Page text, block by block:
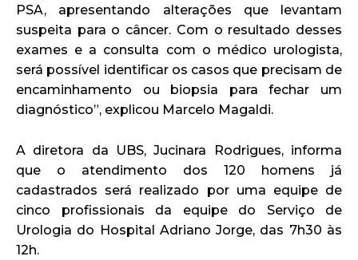
PSA, apresentando alterações que levantam
suspeita para o câncer. Com o resultado desses
exames e a consulta com o médico urologista,
será possível identificar os casos que precisam de
encaminhamento ou biopsia para fechar um
diagnóstico”, explicou Marcelo Magaldi.
A diretora da UBS, Jucinara Rodrigues, informa
que o atendimento dos 120 homens já
cadastrados será realizado por uma equipe de
cinco profissionais da equipe do Serviço de
Urologia do Hospital Adriano Jorge, das 7h30 às
12h.